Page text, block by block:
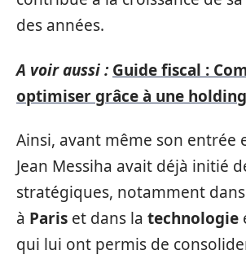
des années.
A voir aussi : Guide fiscal :
optimiser grâce à une holding
Ainsi, avant même son entrée
Jean Messiha avait déjà initié
stratégiques, notamment
à Paris et dans la technologie
qui lui ont permis de